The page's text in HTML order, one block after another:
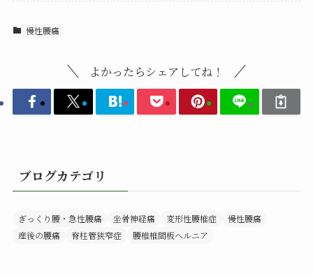
慢性腰痛
よかったらシェアしてね！
ブログカテゴリ
ぎっくり腰・急性腰痛 坐骨神経痛 変形性腰椎症
慢性腰痛
産後の腰痛
脊柱管狭窄症 腰椎椎間板ヘルニア